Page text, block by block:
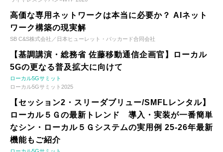
高価な専用ネットワークは本当に必要か？ AIネット
ワーク構築の現実解
SB C&S株式会社／日本ヒューレット・パッカード合同会社
【基調講演・総務省 佐藤移動通信企画官】ローカル
5Gの更なる普及拡大に向けて
ローカル5Gサミット
ローカル5Gサミット2025
【セッション2・スリーダブリュー/SMFLレンタル】
ローカル５Ｇの最新トレンド 導入・実装が一番簡単
なシン・ローカル５Ｇシステムの実用例 25-26年最新
機能もご紹介